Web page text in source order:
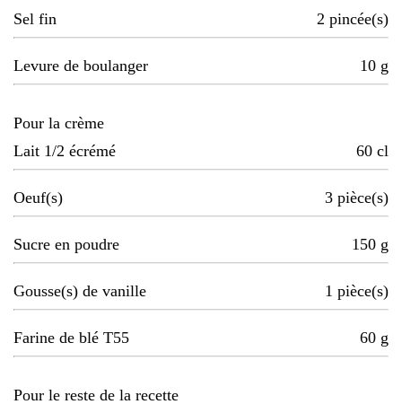
Sel fin 2 pincée(s)
Levure de boulanger 10 g
Pour la crème
Lait 1/2 écrémé
60 cl
Oeuf(s) 3 pièce(s)
Sucre en poudre 150 g
Gousse(s) de vanille 1 pièce(s)
Farine de blé T55 60 g
Pour le reste de la recette